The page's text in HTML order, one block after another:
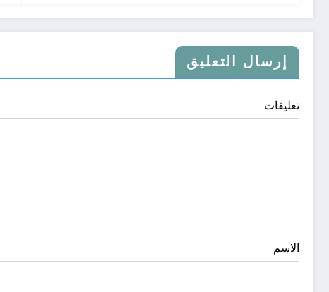
إرسال التعليق
تعليقات
الاسم